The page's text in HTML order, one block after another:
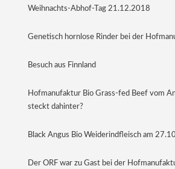
Weihnachts-Abhof-Tag 21.12.2018
Genetisch hornlose Rinder bei der
Besuch aus Finnland
Hofmanufaktur Bio Grass-fed Beef vom
steckt dahinter?
Black Angus Bio Weiderindfleisch am
Der ORF war zu Gast bei der